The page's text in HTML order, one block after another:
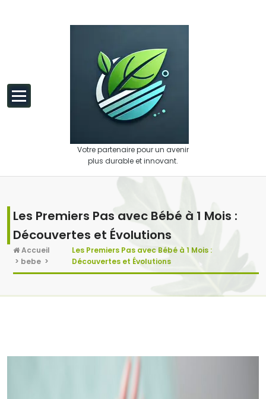
Votre partenaire pour un avenir
plus durable et innovant.
Les Premiers Pas avec Bébé à 1 Mois :
Découvertes et Évolutions
Accueil
> bebe >
Les Premiers Pas avec Bébé à 1 Mois :
Découvertes et Évolutions